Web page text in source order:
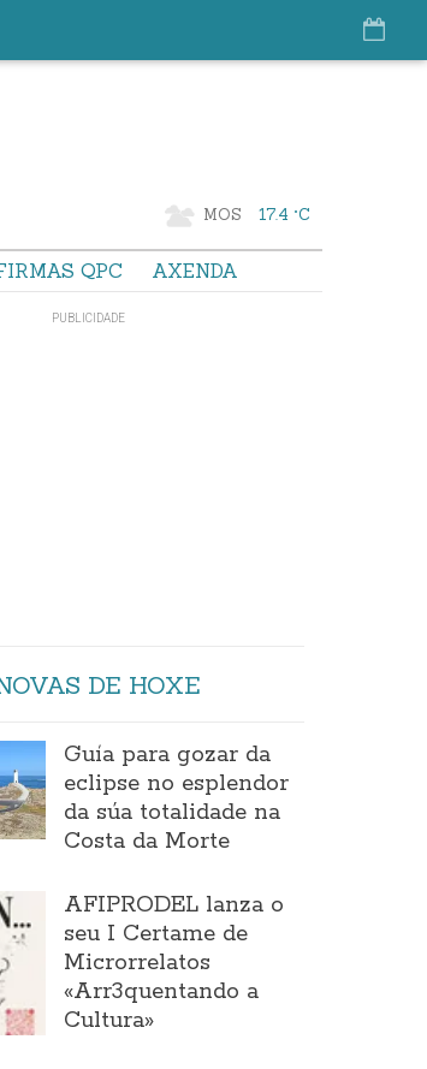
MOS 17.4 °C
QPC AXENDA
DE HOXE
Guía para gozar da
eclipse no esplendor
da súa totalidade na
Costa da Morte
AFIPRODEL lanza o
seu I Certame de
Microrrelatos
«Arr3quentando a
Cultura»